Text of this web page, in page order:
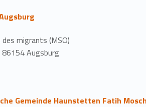
migrants (MSO)
Augsburg
Gemeinde Haunstetten Fatih